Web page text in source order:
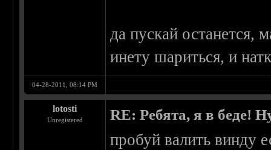
да пускай останется,
инету шариться, и
04-28-2011, 08:14 PM
lotosti
Unregistered RE: Ребята, я в беде!
пробуй валить винду